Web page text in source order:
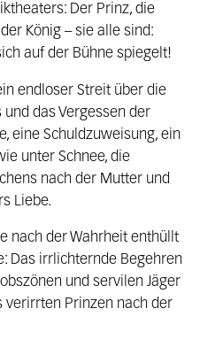
Der Prinz, die
König – sie alle sind:
auf der Bühne spiegelt!
endloser Streit über die
und das Vergessen der
eine Schuldzuweisung, ein
unter Schnee, die
nach der Mutter und
Liebe.
nach der Wahrheit enthüllt
Das irrlichternde Begehren
und servilen Jäger
verirrten Prinzen nach der